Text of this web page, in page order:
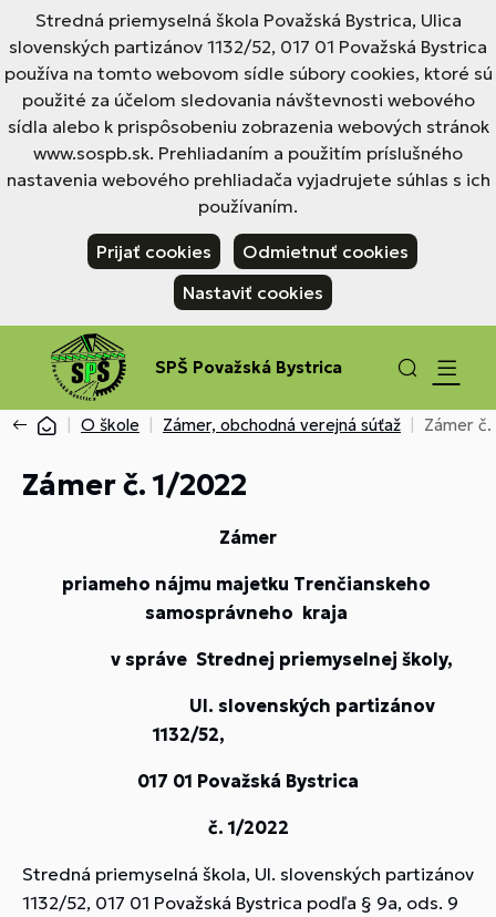
Stredná priemyselná škola Považská Bystrica, Ulica
slovenských partizánov 1132/52, 017 01 Považská Bystrica
používa na tomto webovom sídle súbory cookies, ktoré sú
použité za účelom sledovania návštevnosti webového
sídla alebo k prispôsobeniu zobrazenia webových stránok
www.sospb.sk. Prehliadaním a použitím príslušného
nastavenia webového prehliadača vyjadrujete súhlas s ich
používaním.
Prijať cookies
Odmietnuť cookies
Nastaviť cookies
SPŠ Považská Bystrica
O škole Zámer, obchodná verejná súťaž Zámer
Zámer č. 1/2022
Zámer
priameho nájmu majetku Trenčianskeho
samosprávneho kraja
v správe Strednej priemyselnej školy,
Ul. slovenských partizánov
1132/52,
017 01 Považská Bystrica
č. 1/2022
Stredná priemyselná škola, Ul. slovenských partizánov
1132/52, 017 01 Považská Bystrica podľa § 9a, ods. 9